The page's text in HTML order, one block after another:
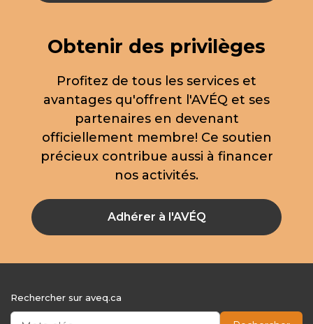
Obtenir des privilèges
Profitez de tous les services et
avantages qu'offrent l'AVÉQ et ses
partenaires en devenant
officiellement membre! Ce soutien
précieux contribue aussi à financer
nos activités.
Adhérer à l'AVÉQ
Rechercher sur aveq.ca